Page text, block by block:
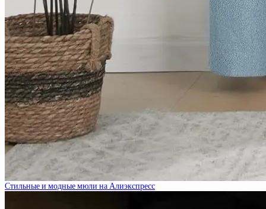
Стильные и модные мюли на Алиэкспресс